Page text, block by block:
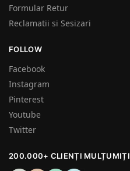
Formular Retur
Reclamatii si Sesizari
FOLLOW
Facebook
Instagram
Pinterest
Youtube
Twitter
200.000+ CLIENȚI MULȚUMIȚI